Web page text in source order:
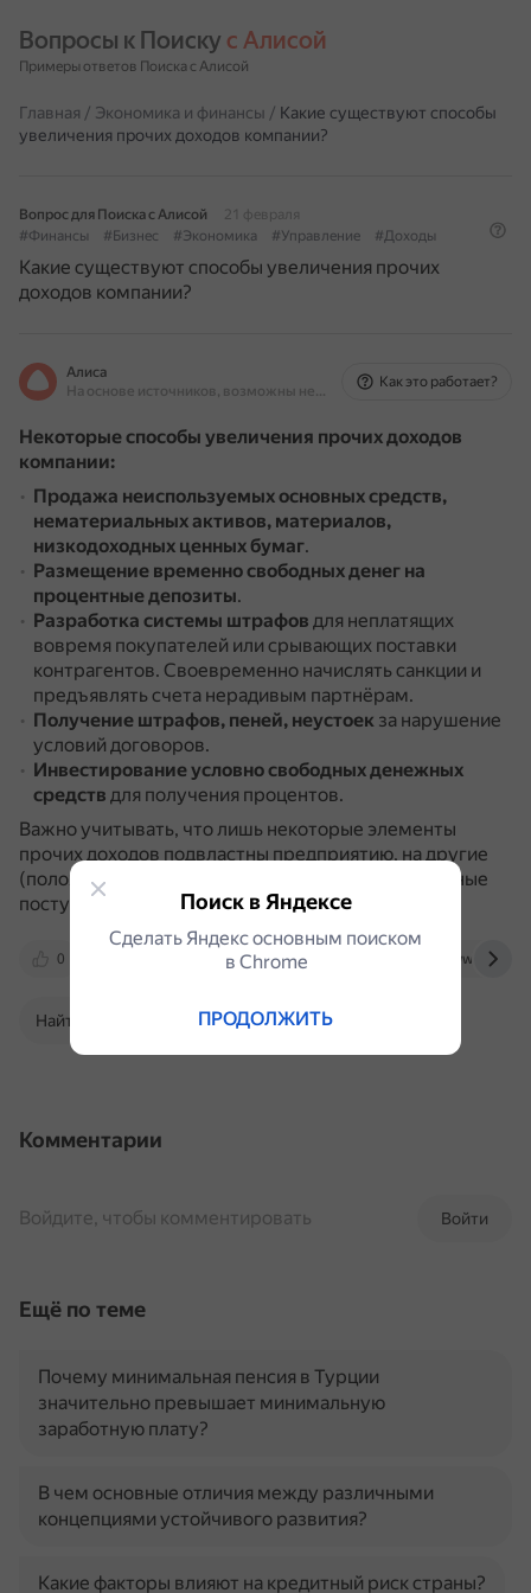
Вопросы к Поиску с Алисой
Примеры ответов Поиска с Алисой
Главная / Экономика и финансы / Какие существуют способы
увеличения прочих доходов компании?
Вопрос для Поиска с Алисой
21 февраля
#Финансы
#Бизнес #Экономика #Управление #Доходы
Какие существуют способы увеличения прочих
доходов компании?
Алиса
На основе источников, возможны неточности
Как это работает?
Некоторые способы увеличения прочих доходов
компании:
Продажа неиспользуемых основных средств,
нематериальных активов, материалов,
низкодоходных ценных бумаг.
Размещение временно свободных денег на
процентные депозиты.
Разработка системы штрафов для неплатящих
вовремя покупателей или срывающих поставки
контрагентов. Своевременно начислять санкции и
предъявлять счета нерадивым партнёрам.
Получение штрафов, пеней, неустоек за нарушение
условий договоров.
Инвестирование условно свободных денежных
средств для получения процентов.
Важно учитывать, что лишь некоторые элементы
прочих доходов подвластны предприятию, на другие
(положительные курсовые разницы, безвозмездные
поступления) повлиять нельзя.
0 www.fd.ru www.profiz.ru
Найти в Поиске
Комментарии
Войти
Войдите, чтобы комментировать
Ещё по теме
Почему минимальная пенсия в Турции
значительно превышает минимальную
заработную плату?
В чем основные отличия между различными
концепциями устойчивого развития?
Какие факторы влияют на кредитный риск страны?
Поиск в Яндексе
Сделать Яндекс основным поиском
в Сhrome
ПРОДОЛЖИТЬ